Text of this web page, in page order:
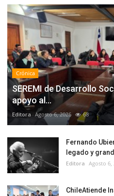
Crónica
SEREMI de Desarrollo
apoyo al...
Editora Agosto 6, 2026 68
Fernando
legado y
Editora Agosto 6,
ChileAtiende